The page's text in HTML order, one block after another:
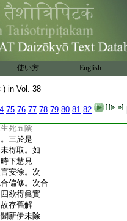
使い方 English
) in Vol. 38
75 76 77 78 79 80 81 82
無常苦觀
虚浮譬無
各自謂無
修。舊亦三
極。故言
。二由佛性
即是得理
歡喜向
出非眞向
由佛性力始
死五陰
三於是
得取。如
下慧見
安徐。次
偏修。次合
欲得眞實
存舊解
新伊未除